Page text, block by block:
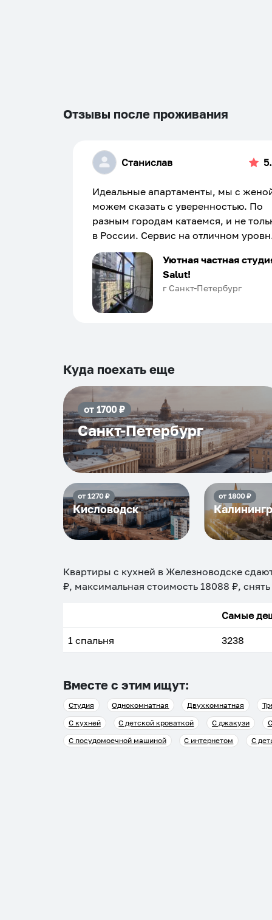
Отзывы после проживания
Станислав
Идеальные апартаменты, мы с
можем сказать с уверенностью. По
разным городам катаемся, и не
в России. Сервис на отличном
Хозяин апартаментов доброй души
человек, всегда можно
подскажет что как и почему.
Рекомендуем на 100% и вам, и
и сами будем приезжать еще...
Уютная частная
Salut!
г Санкт-Петербург
Куда поехать еще
от 1700₽
Санкт-Петербург
от 1270₽
Кисловодск
от 1800₽
Квартиры с кухней в Железноводске
₽, максимальная стоимость 18088 ₽,
Самые
1 спальня 3238
Вместе с этим ищут:
Студия Однокомнатная Двухкомнатная
С кухней
С детской кроваткой С джакузи
С посудомоечной машиной
С интернетом С